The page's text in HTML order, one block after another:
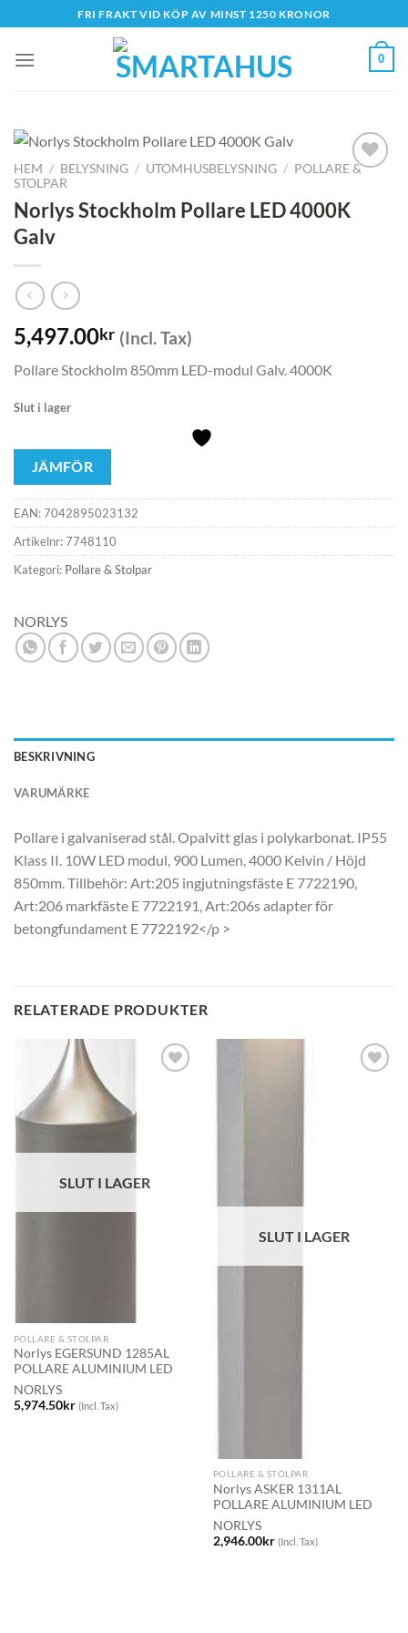
to
content
FRI FRAKT VID KÖP AV MINST 1250 KRONOR
0
HEM / BELYSNING / UTOMHUSBELYSNING / POLLARE &
STOLPAR
Norlys Stockholm Pollare LED 4000K
Galv
5,497.00kr (Incl. Tax)
Pollare Stockholm 850mm LED-modul Galv. 4000K
Slut i lager
JÄMFÖR
EAN:7042895023132
Artikelnr:7748110
Kategori: Pollare & Stolpar
NORLYS
BESKRIVNING
VARUMÄRKE
Pollare i galvaniserad stål. Opalvitt glas i polykarbonat. IP55
Klass II. 10W LED modul, 900 Lumen, 4000 Kelvin / Höjd
850mm. Tillbehör: Art:205 ingjutningsfäste E 7722190,
Art:206 markfäste E 7722191, Art:206s adapter för
betongfundament E 7722192</p >
RELATERADE PRODUKTER
SLUT I LAGER
POLLARE & STOLPAR
Norlys EGERSUND 1285AL
POLLARE ALUMINIUM LED
NORLYS
5,974.50kr (Incl. Tax)
SLUT I LAGER
POLLARE & STOLPAR
Norlys ASKER 1311AL
POLLARE ALUMINIUM LED
NORLYS
2,946.00kr (Incl. Tax)